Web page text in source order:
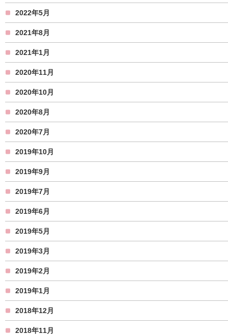
2022年5月
2021年8月
2021年1月
2020年11月
2020年10月
2020年8月
2020年7月
2019年10月
2019年9月
2019年7月
2019年6月
2019年5月
2019年3月
2019年2月
2019年1月
2018年12月
2018年11月